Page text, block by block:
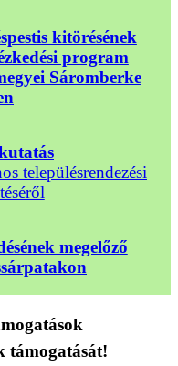
kitörésének
program
Sáromberke
településrendezési
megelőző
támogatását!